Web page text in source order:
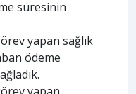
süresinin
yapan sağlık
ödeme